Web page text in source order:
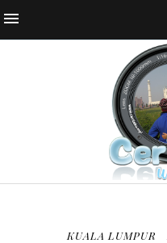
KUALA LUMPUR